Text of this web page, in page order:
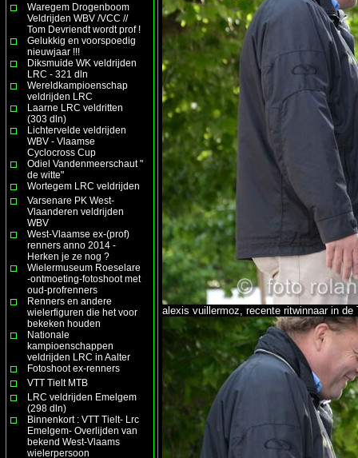
Waregem Drogenboom
Veldrijden WBV /VCC //
Tom Devriendt wordt prof !
Gelukkig en voorspoedig
nieuwjaar !!!
Diksmuide WK veldrijden
LRC - 321 dln
Wereldkampioenschap
veldrijden LRC
Laarne LRC veldritten
(303 dln)
Lichtervelde veldrijden
WBV - Vlaamse
Cyclocross Cup
Odiel Vandenmeerschaut "
de witte"
Wortegem LRC veldrijden
Varsenare PK West-
Vlaanderen veldrijden
WBV
West-Vlaamse ex-(prof)
renners anno 2014 -
Herken je ze nog ?
Wielermuseum Roeselare
-ontmoeting-fotoshoot met
oud-profrenners
Renners en andere
wielerfiguren die het voor
bekeken houden
Nationale
kampioenschappen
veldrijden LRC in Aalter
Fotoshoot ex-renners
VTT Tielt MTB
LRC veldrijden Emelgem
(298 dln)
Binnenkort : VTT Tielt- Lrc
Emelgem- Overlijden van
bekend West-Vlaams
wielerpersoon
alexis vuillermoz, recente ritwinnaar in de